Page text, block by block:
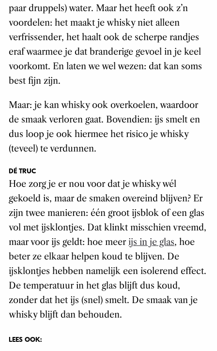
paar druppels) water. Maar het heeft ook z’n
voordelen: het maakt je whisky niet alleen
verfrissender, het haalt ook de scherpe randjes
eraf waarmee je dat branderige gevoel in je keel
voorkomt. En laten we wel wezen: dat kan soms
best fijn zijn.
Maar: je kan whisky ook overkoelen, waardoor
de smaak verloren gaat. Bovendien: ijs smelt en
dus loop je ook hiermee het risico je whisky
(teveel) te verdunnen.
DÉ TRUC
Hoe zorg je er nou voor dat je whisky wél
gekoeld is, maar de smaken overeind blijven? Er
zijn twee manieren: één groot ijsblok of een glas
vol met ijsklontjes. Dat klinkt misschien vreemd,
maar voor ijs geldt: hoe meerijs in je glas, hoe
beter ze elkaar helpen koud te blijven. De
ijsklontjes hebben namelijk een isolerend effect.
De temperatuur in het glas blijft dus koud,
zonder dat het ijs (snel) smelt. De smaak van je
whisky blijft dan behouden.
LEES OOK: